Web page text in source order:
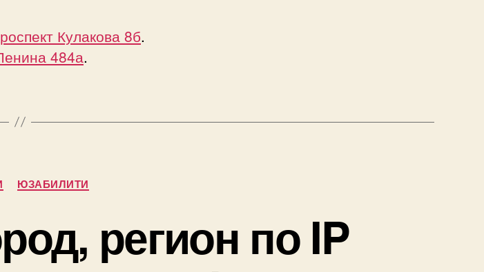
Кулакова 8б.
484а.
Рубрики
ЮЗАБИЛИТИ
регион по IP